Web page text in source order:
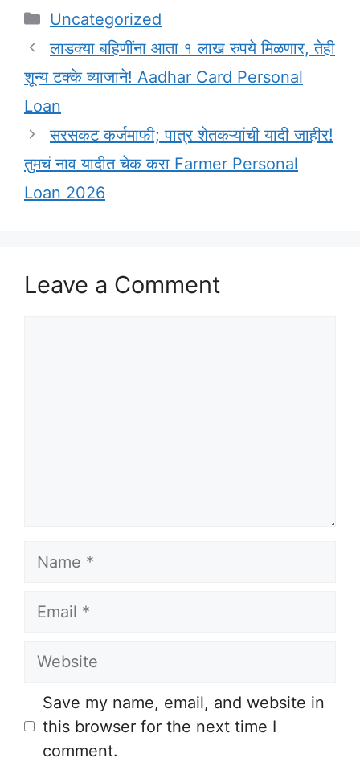
Categories
Uncategorized
लाडक्या बहिणींना आता १ लाख रुपये मिळणार, तेही
शून्य टक्के व्याजाने! Aadhar Card Personal
Loan
सरसकट कर्जमाफी; पात्र शेतकऱ्यांची यादी जाहीर!
तुमचं नाव यादीत चेक करा Farmer Personal
Loan 2026
Leave a Comment
Name
Email
Website
Save my name, email, and website in
this browser for the next time I
comment.